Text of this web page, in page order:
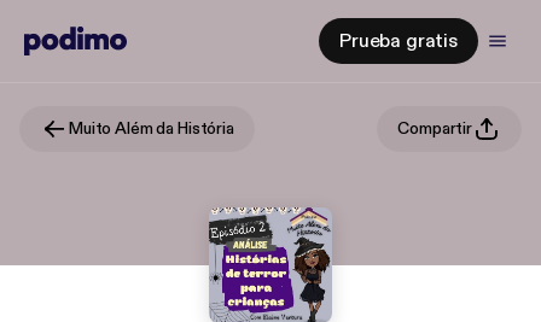
Prueba gratis
Muito Além da História Compartir